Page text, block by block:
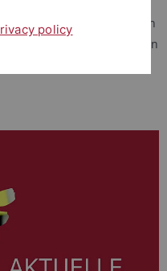
ILIAS online zugänglich
. Ausgedruckte Versionen
Mitnehmen.
policy